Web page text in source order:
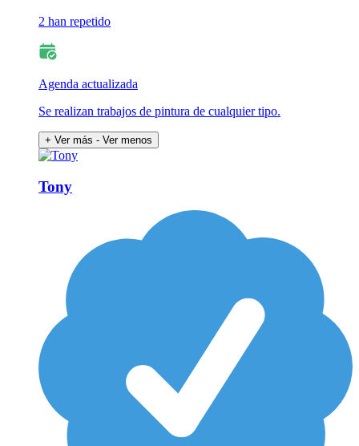
2 han repetido
Agenda actualizada
Se realizan trabajos de pintura de cualquier tipo.
+ Ver más - Ver menos
Tony